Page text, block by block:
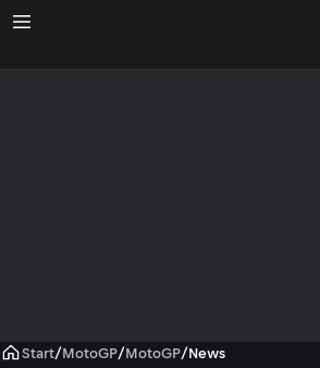
Start/MotoGP/MotoGP/News